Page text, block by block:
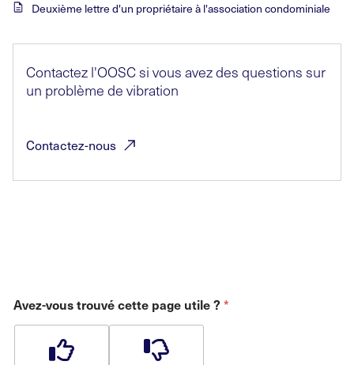
Deuxième lettre d'un propriétaire à l'association condominiale
Contactez l'OOSC si vous avez des questions sur
un problème de vibration
Contactez-nous
Avez-vous trouvé cette page utile ? *